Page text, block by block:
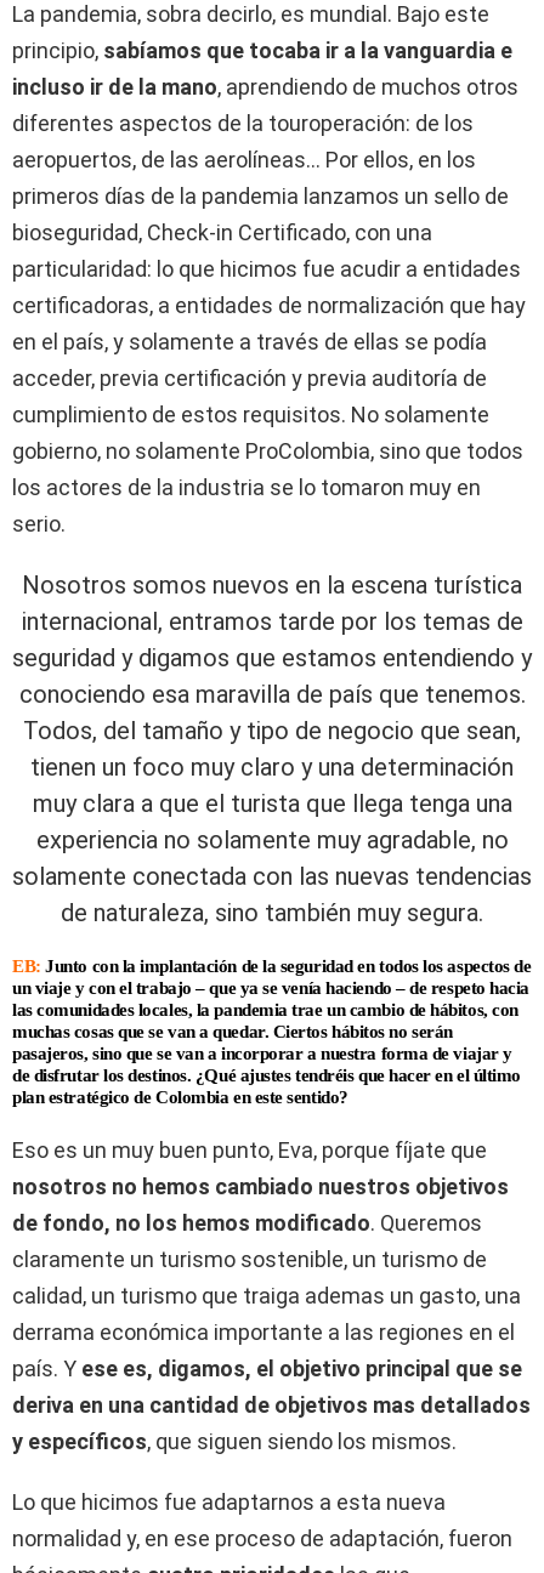
La pandemia, sobra decirlo, es mundial. Bajo este
principio, sabíamos que tocaba ir a la vanguardia e
incluso ir de la mano, aprendiendo de muchos otros
diferentes aspectos de la touroperación: de los
aeropuertos, de las aerolíneas… Por ellos, en los
primeros días de la pandemia lanzamos un sello de
bioseguridad, Check-in Certificado, con una
particularidad: lo que hicimos fue acudir a entidades
certificadoras, a entidades de normalización que hay
en el país, y solamente a través de ellas se podía
acceder, previa certificación y previa auditoría de
cumplimiento de estos requisitos. No solamente
gobierno, no solamente ProColombia, sino que todos
los actores de la industria se lo tomaron muy en
serio.
Nosotros somos nuevos en la escena turística
internacional, entramos tarde por los temas de
seguridad y digamos que estamos entendiendo y
conociendo esa maravilla de país que tenemos.
Todos, del tamaño y tipo de negocio que sean,
tienen un foco muy claro y una determinación
muy clara a que el turista que llega tenga una
experiencia no solamente muy agradable, no
solamente conectada con las nuevas tendencias
de naturaleza, sino también muy segura.
EB: Junto con la implantación de la seguridad en todos los aspectos de
un viaje y con el trabajo – que ya se venía haciendo – de respeto hacia
las comunidades locales, la pandemia trae un cambio de hábitos, con
muchas cosas que se van a quedar. Ciertos hábitos no serán
pasajeros, sino que se van a incorporar a nuestra forma de viajar y
de disfrutar los destinos. ¿Qué ajustes tendréis que hacer en el último
plan estratégico de Colombia en este sentido?
Eso es un muy buen punto, Eva, porque fíjate que
nosotros no hemos cambiado nuestros objetivos
de fondo, no los hemos modificado. Queremos
claramente un turismo sostenible, un turismo de
calidad, un turismo que traiga ademas un gasto, una
derrama económica importante a las regiones en el
país. Y ese es, digamos, el objetivo principal que se
deriva en una cantidad de objetivos mas detallados
y específicos, que siguen siendo los mismos.
Lo que hicimos fue adaptarnos a esta nueva
normalidad y, en ese proceso de adaptación, fueron